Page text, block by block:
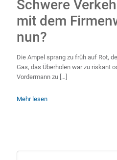
Schwere
mit dem
nun?
Die Ampel sprang zu früh auf Rot,
Gas, das Überholen war zu riskant
Vordermann zu […]
Mehr lesen